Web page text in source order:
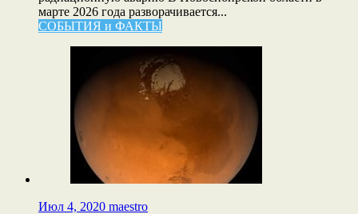
марте 2026 года разворачивается...
СОБЫТИЯ и ФАКТЫ
Июл 4, 2020 maestro